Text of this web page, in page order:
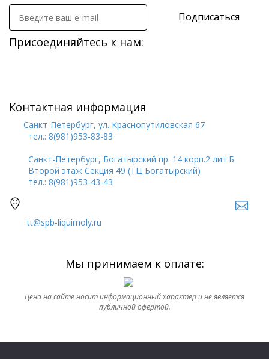
Подписаться
Присоединяйтесь к нам:
Контактная информация
Санкт-Петербург, ул. Краснопутиловская 67
тел.: 8(981)953-83-83
Санкт-Петербург, Богатырский пр. 14 корп.2 лит.Б
Второй этаж Секция 49 (ТЦ Богатырский)
тел.: 8(981)953-43-43
tt@spb-liquimoly.ru
Мы принимаем к оплате:
Цена на сайте носит информационный характер и не является
публичной офертой.